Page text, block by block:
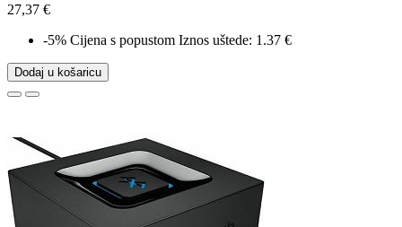
27,37 €
-5% Cijena s popustom Iznos uštede: 1.37 €
Dodaj u košaricu